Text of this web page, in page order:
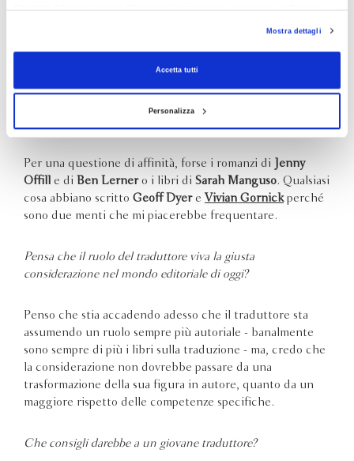
RevocaMostra dettagli
Accetta tutti
Personalizza
non che entrare in un testo, prenderne le misure, capirne
Per una questione di affinità, forse i romanzi di
Jenny
Offill
e di Ben Lernero i libri di Sarah Manguso. Qualsiasi
cosa abbiano scritto Geoff Dyere Vivian Gornickperché
sono due menti che mi piacerebbe frequentare.
Pensa che il ruolo del traduttore viva la giusta
considerazione nel mondo editoriale di oggi?
Penso che stia accadendo adesso che il traduttore sta
assumendo un ruolo sempre più autoriale - banalmente
sono sempre di più i libri sulla traduzione - ma, credo che
la considerazione non dovrebbe passare da una
trasformazione della sua figura in autore, quanto da un
maggiore rispetto delle competenze specifiche.
Che consigli darebbe a un giovane traduttore?